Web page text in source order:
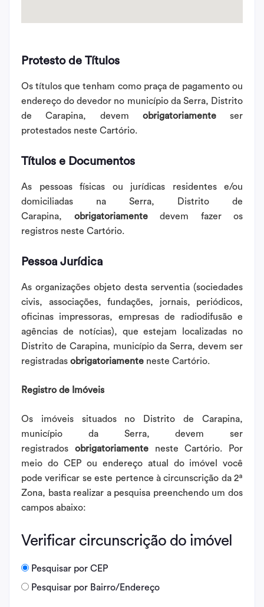
Protesto de Títulos
Os títulos que tenham como praça de pagamento ou
endereço do devedor no município da Serra, Distrito
de Carapina, devem obrigatoriamenteser
protestados neste Cartório.
Títulos e Documentos
As pessoas físicas ou jurídicas residentes e/ou
domiciliadas na Serra, Distrito de
Carapina, obrigatoriamentedevem fazer os
registros neste Cartório.
Pessoa Jurídica
As organizações objeto desta serventia (sociedades
civis, associações, fundações, jornais, periódicos,
oficinas impressoras, empresas de radiodifusão e
agências de notícias), que estejam localizadas no
Distrito de Carapina, município da Serra, devem ser
registradas obrigatoriamente neste Cartório.
Registro de Imóveis
Os imóveis situados no Distrito de Carapina,
município da Serra, devem ser
registrados obrigatoriamenteneste Cartório. Por
meio do CEP ou endereço atual do imóvel você
pode verificar se este pertence à circunscrição da 2ª
Zona, basta realizar a pesquisa preenchendo um dos
campos abaixo:
Verificar circunscrição do imóvel
Pesquisar por CEP
Pesquisar por Bairro/Endereço